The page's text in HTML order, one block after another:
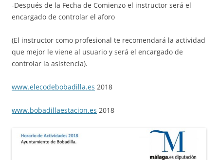
-Después de la Fecha de Comienzo el instructor será el
encargado de controlar el aforo
(El instructor como profesional te recomendará la actividad
que mejor le viene al usuario y será el encargado de
controlar la asistencia).
www.elecodebobadilla.es 2018
www.bobadillaestacion.es 2018